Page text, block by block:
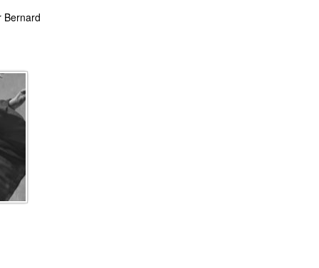
Bernard